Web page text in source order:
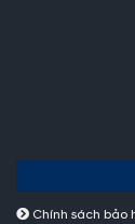
Chính sách bảo